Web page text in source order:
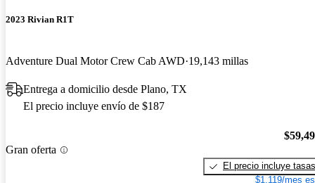
2023 Rivian R1T
Adventure Dual Motor Crew Cab AWD 19,143 millas
Entrega a domicilio desde Plano, TX
El precio incluye envío de $187
Gran oferta
El precio incluye tasas
$1,119/mes